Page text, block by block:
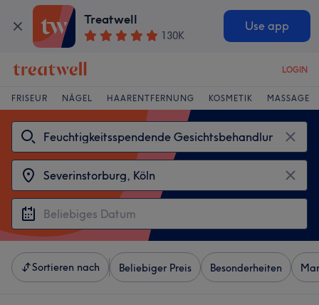
Treatwell
130K
Use app
LOGIN
FRISEUR NÄGEL HAARENTFERNUNG KOSMETIK MASSAGE
Sortieren nach Beliebiger Preis Besonderheiten